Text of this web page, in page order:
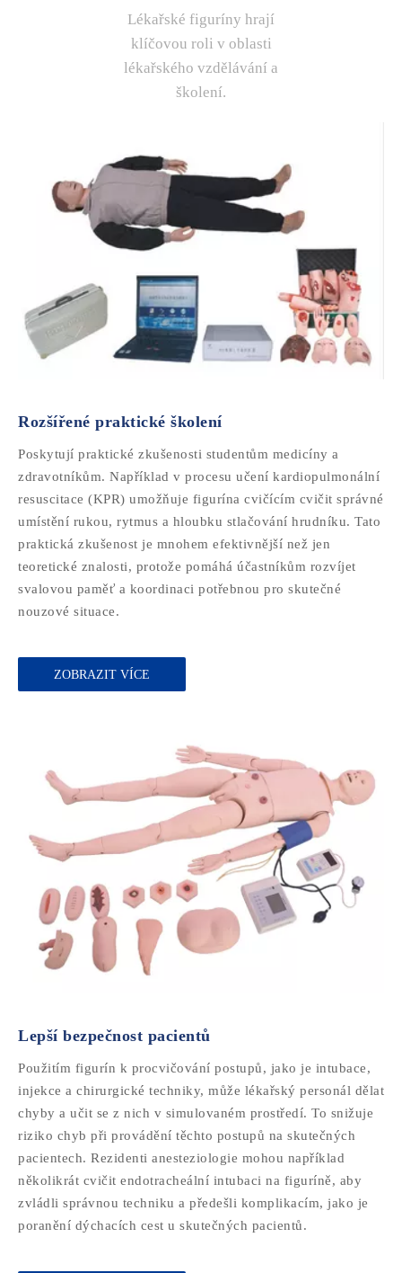
Lékařské figuríny hrají
klíčovou roli v oblasti
lékařského vzdělávání a
školení.​​​​​​
Rozšířené praktické školení
Poskytují praktické zkušenosti studentům medicíny a
zdravotníkům. Například v procesu učení kardiopulmonální
resuscitace (KPR) umožňuje figurína cvičícím cvičit správné
umístění rukou, rytmus a hloubku stlačování hrudníku. Tato
praktická zkušenost je mnohem efektivnější než jen
teoretické znalosti, protože pomáhá účastníkům rozvíjet
svalovou paměť a koordinaci potřebnou pro skutečné
nouzové situace.
ZOBRAZIT VÍCE
Lepší bezpečnost pacientů
Použitím figurín k procvičování postupů, jako je intubace,
injekce a chirurgické techniky, může lékařský personál dělat
chyby a učit se z nich v simulovaném prostředí. To snižuje
riziko chyb při provádění těchto postupů na skutečných
pacientech. Rezidenti anesteziologie mohou například
několikrát cvičit endotracheální intubaci na figuríně, aby
zvládli správnou techniku ​​a předešli komplikacím, jako je
poranění dýchacích cest u skutečných pacientů.​​​​​​